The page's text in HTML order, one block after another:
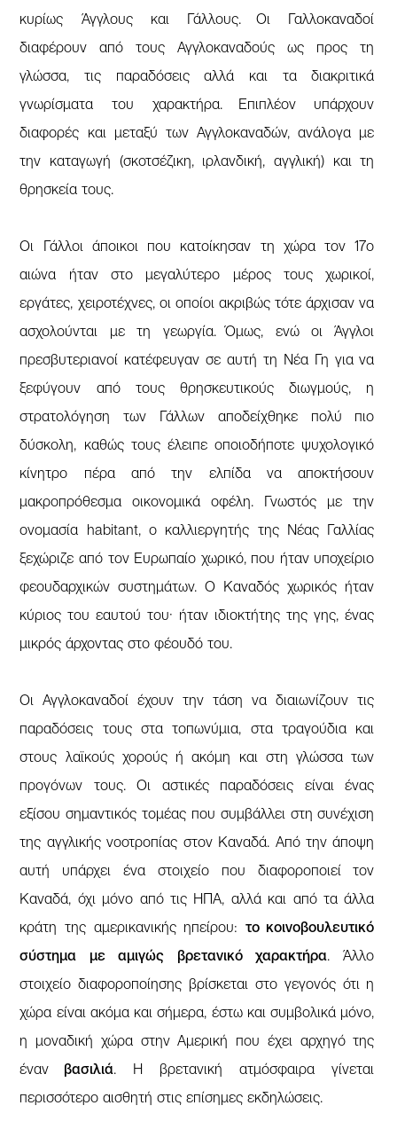
κυρίως Άγγλους και Γάλλους. Οι Γαλλοκαναδοί
διαφέρουν από τους Αγγλοκαναδούς ως προς τη
γλώσσα, τις παραδόσεις αλλά και τα διακριτικά
γνωρίσματα του χαρακτήρα. Επιπλέον υπάρχουν
διαφορές και μεταξύ των Αγγλοκαναδών, ανάλογα με
την καταγωγή (σκοτσέζικη, ιρλανδική, αγγλική) και τη
θρησκεία τους.
Οι Γάλλοι άποικοι που κατοίκησαν τη χώρα τον 17ο
αιώνα ήταν στο μεγαλύτερο μέρος τους χωρικοί,
εργάτες, χειροτέχνες, οι οποίοι ακριβώς τότε άρχισαν να
ασχολούνται με τη γεωργία. Όμως, ενώ οι Άγγλοι
πρεσβυτεριανοί κατέφευγαν σε αυτή τη Νέα Γη για να
ξεφύγουν από τους θρησκευτικούς διωγμούς, η
στρατολόγηση των Γάλλων αποδείχθηκε πολύ πιο
δύσκολη, καθώς τους έλειπε οποιοδήποτε ψυχολογικό
κίνητρο πέρα από την ελπίδα να αποκτήσουν
μακροπρόθεσμα οικονομικά οφέλη. Γνωστός με την
ονομασία habitant, ο καλλιεργητής της Νέας Γαλλίας
ξεχώριζε από τον Ευρωπαίο χωρικό, που ήταν υποχείριο
φεουδαρχικών συστημάτων. Ο Καναδός χωρικός ήταν
κύριος του εαυτού του· ήταν ιδιοκτήτης της γης, ένας
μικρός άρχοντας στο φέουδό του.
Οι Αγγλοκαναδοί έχουν την τάση να διαιωνίζουν τις
παραδόσεις τους στα τοπωνύμια, στα τραγούδια και
στους λαϊκούς χορούς ή ακόμη και στη γλώσσα των
προγόνων τους. Οι αστικές παραδόσεις είναι ένας
εξίσου σημαντικός τομέας που συμβάλλει στη συνέχιση
της αγγλικής νοοτροπίας στον Καναδά. Από την άποψη
αυτή υπάρχει ένα στοιχείο που διαφοροποιεί τον
Καναδά, όχι μόνο από τις ΗΠΑ, αλλά και από τα άλλα
κράτη της αμερικανικής ηπείρου: το κοινοβουλευτικό
σύστημα με αμιγώς βρετανικό χαρακτήρα. Άλλο
στοιχείο διαφοροποίησης βρίσκεται στο γεγονός ότι η
χώρα είναι ακόμα και σήμερα, έστω και συμβολικά μόνο,
η μοναδική χώρα στην Αμερική που έχει αρχηγό της
έναν βασιλιά. Η βρετανική ατμόσφαιρα γίνεται
περισσότερο αισθητή στις επίσημες εκδηλώσεις.